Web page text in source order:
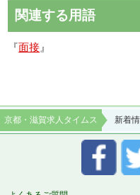
関連する用語
『面接 』
京都・滋賀求人タイムス 新着